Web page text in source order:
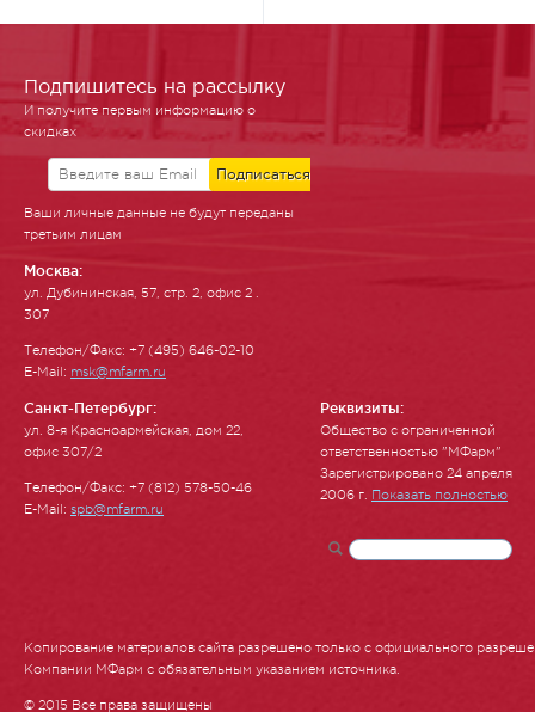
Подпишитесь на рассылку
И получите первым информацию о
скидках
Ваши личные данные не будут переданы
третьим лицам
Москва:
ул. Ду­бинин­ская, 57, стр. 2, офис 2 .
307
Телефон/Факс: +7 (495) 646-02-10
E-Mail: msk@mfarm.ru
Санкт-Петербург:
ул. 8-я Красноармейская, дом 22,
офис 307/2
Телефон/Факс: +7 (812) 578-50-46
E-Mail: spb@mfarm.ru
Реквизиты:
Общество с ограниченной
ответственностью "МФарм"
Зарегистрировано 24 апреля
2006 г. Показать полностью
Копирование материалов сайта разрешено только с официального
Компании МФарм с обязательным указанием источника.
© 2015 Все права защищены